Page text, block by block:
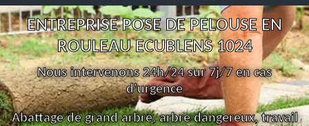
ENTREPRISE POSE DE PELOUSE EN
ROULEAU ECUBLENS 1024
Nous intervenons 24h/24 sur 7j/7 en cas
d'urgence
Abattage de grand arbre, arbre dangereux, travail